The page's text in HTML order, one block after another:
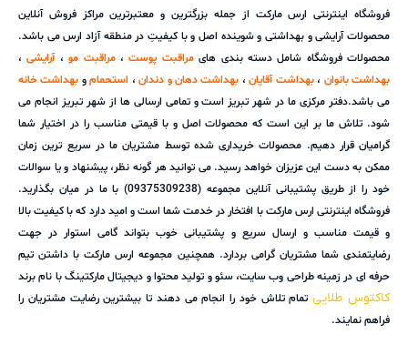
فروشگاه اینترنتی ارس مارکت از جمله بزرگترین و معتبرترین مراکز فروش آنلاین
محصولات آرایشی و بهداشتی و شوینده اصل و با کیفیتِ در منطقه آزاد ارس می باشد.
محصولات فروشگاه شامل دسته بندی هایمراقبت پوست،مراقبت مو،آرایشی،
بهداشت بانوان ،بهداشت آقایان، بهداشت دهان و دندان، استحمامو بهداشت خانه
می باشد.دفتر مرکزی ما در شهر تبریز است و تمامی ارسالی ها از شهر تبریز انجام می
شود. تلاش ما بر این است که محصولات اصل و با قیمتی مناسب را در اختیار شما
گرامیان قرار دهیم. محصولات خریداری شده توسط مشتریان ما در سریع ترین زمان
ممکن به دست این عزیزان خواهد رسید. می توانید هر گونه نظر، پیشنهاد و یا سوالات
خود را از طریق پشتیبانی آنلاین مجموعه (09375309238) با ما در میان بگذارید.
فروشگاه اینترنتی ارس مارکت با افتخار در خدمت شما است و امید دارد که با کیفیت بالا
و قیمت مناسب و ارسال سریع و پشتیبانی خوب بتواند گامی استوار در جهت
رضایتمندی شما مشتریان گرامی بردارد. همچنین مجموعه ارس مارکت با داشتن تیم
حرفه ای در زمینه طراحی وب سایت، سئو و تولید محتوا و دیجیتال مارکتینگ با نام برند
کاکتوس طلاییتمام تلاش خود را انجام می دهند تا بیشترین رضایت مشتریان را
فراهم نمایند.